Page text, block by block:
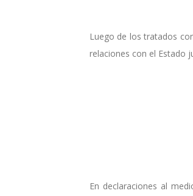
Luego de los tratados
relaciones con el Estado
En declaraciones al